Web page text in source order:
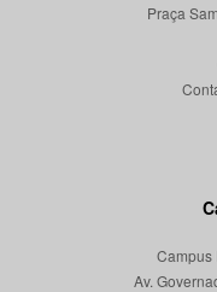
Praça
Campus
Av.